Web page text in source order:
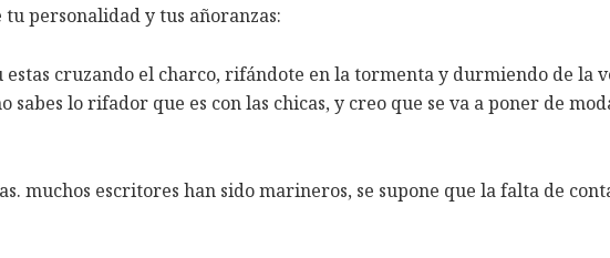
personalidad y tus añoranzas:
cruzando el charco, rifándote en la tormenta y durmiendo de la
lo rifador que es con las chicas, y creo que se va a poner de
muchos escritores han sido marineros, se supone que la falta de